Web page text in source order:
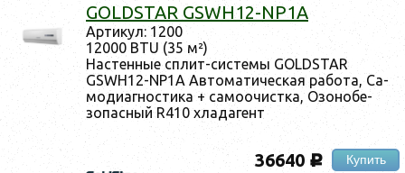
GOLDSTAR GSWH12-NP1A
Ар­ти­кул: 1200
12000 BTU (35 м²)
Нас­тенные сплит-сис­те­мы GOLDSTAR
GSWH12-NP1A Ав­то­мати­чес­кая ра­бота, Са­
моди­аг­ности­ка + са­мо­очис­тка, Озо­нобе­
зопас­ный R410 хла­дагент
36640 c Купить